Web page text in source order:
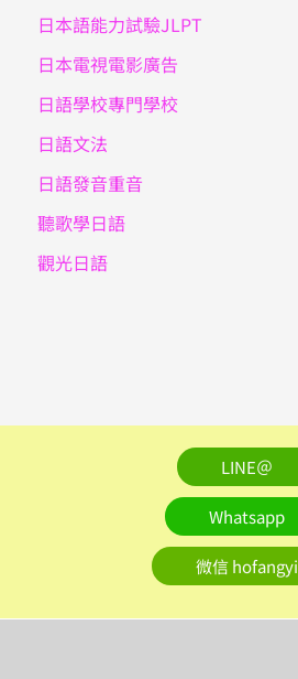
日本語能力試驗JLPT
日本電視電影廣告
日語學校專門學校
日語文法
日語發音重音
聽歌學日語
觀光日語
LINE＠
Whatsapp
微信 hofangyi